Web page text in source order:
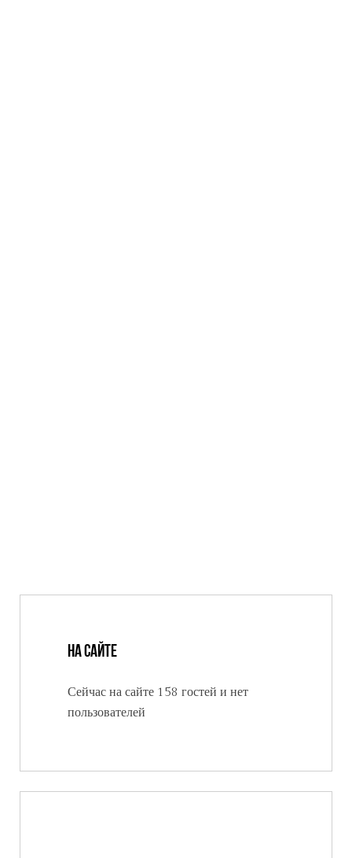
На сайте
Сейчас на сайте 158 гостей и нет
пользователей